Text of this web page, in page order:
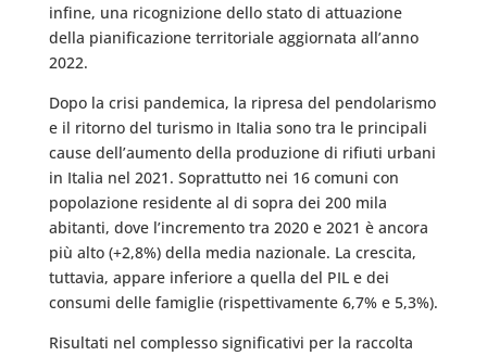
infine, una ricognizione dello stato di attuazione
della pianificazione territoriale aggiornata all’anno
2022.
Dopo la crisi pandemica, la ripresa del pendolarismo
e il ritorno del turismo in Italia sono tra le principali
cause dell’aumento della produzione di rifiuti urbani
in Italia nel 2021. Soprattutto nei 16 comuni con
popolazione residente al di sopra dei 200 mila
abitanti, dove l’incremento tra 2020 e 2021 è ancora
più alto (+2,8%) della media nazionale. La crescita,
tuttavia, appare inferiore a quella del PIL e dei
consumi delle famiglie (rispettivamente 6,7% e 5,3%).
Risultati nel complesso significativi per la raccolta